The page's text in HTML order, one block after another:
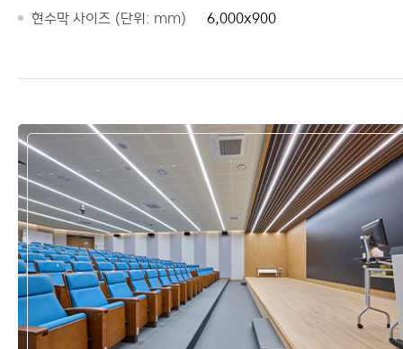
현수막 사이즈 (단위: mm)
6,000x900